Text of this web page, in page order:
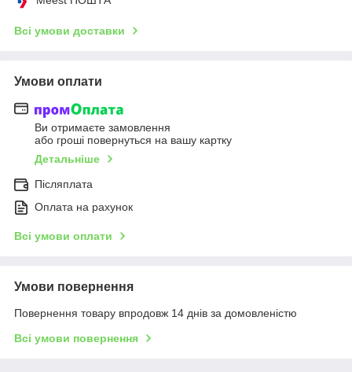
Всі умови доставки
Умови оплати
Ви отримаєте замовлення
або гроші повернуться на вашу картку
Детальніше
Післяплата
Оплата на рахунок
Всі умови оплати
Умови повернення
Повернення товару впродовж 14 днів за домовленістю
Всі умови повернення